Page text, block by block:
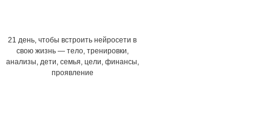
21 день, чтобы встроить нейросети в
свою жизнь — тело, тренировки,
анализы, дети, семья, цели, финансы,
проявление